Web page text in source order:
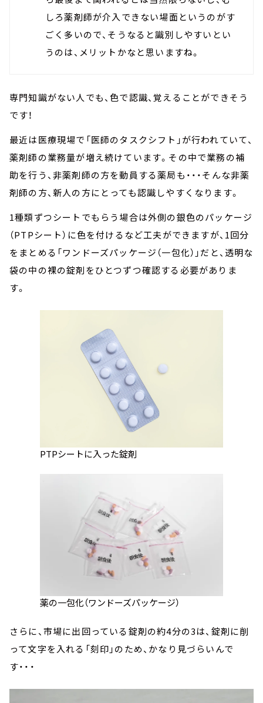
しろ薬剤師が介入できない場面というのがす
ごく多いので、そうなると識別しやすいとい
うのは、メリットかなと思いますね。
専門知識がない人でも、色で認識、覚えることができそう
です！
最近は医療現場で「医師のタスクシフト」が行われていて、
薬剤師の業務量が増え続けています。その中で業務の補
助を行う、非薬剤師の方を動員する薬局も・・・そんな非薬
剤師の方、新人の方にとっても認識しやすくなります。
1種類ずつシートでもらう場合は外側の銀色のパッケージ
（PTPシート）に色を付けるなど工夫ができますが、1回分
をまとめる「ワンドーズパッケージ（一包化）」だと、透明な
袋の中の裸の錠剤をひとつずつ確認する必要がありま
す。
PTPシートに入った錠剤
薬の一包化（ワンドーズパッケージ）
さらに、市場に出回っている錠剤の約4分の3は、錠剤に削
って文字を入れる「刻印」のため、かなり見づらいんで
す・・・